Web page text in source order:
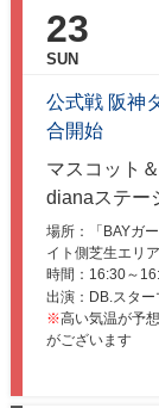
23
SUN
公式戦 阪神
合開始
マスコット
dianaステー
場所：「BAYガ
イト側芝生エリ
時間： 16:30～
出演：DB.スタ
※高い気温が予
がございます